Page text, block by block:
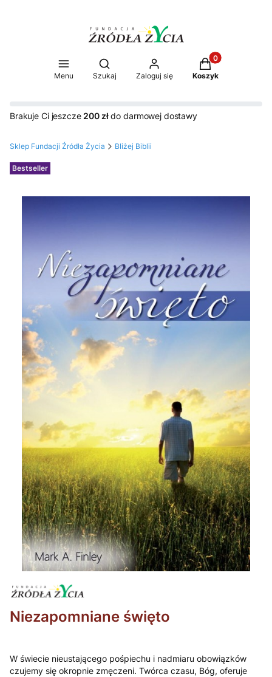
Menu
Otwórz wyszukiwarkę
Szukaj Zaloguj się
Produkty w
Koszyk
Brakuje Ci jeszcze 200 złdo darmowej dostawy
Sklep Fundacji Źródła Życia Bliżej Biblii
Etykiety
Bestseller
Niezapomniane święto
W świecie nieustającego pośpiechu i nadmiaru obowiązków
czujemy się okropnie zmęczeni. Twórca czasu, Bóg, oferuje